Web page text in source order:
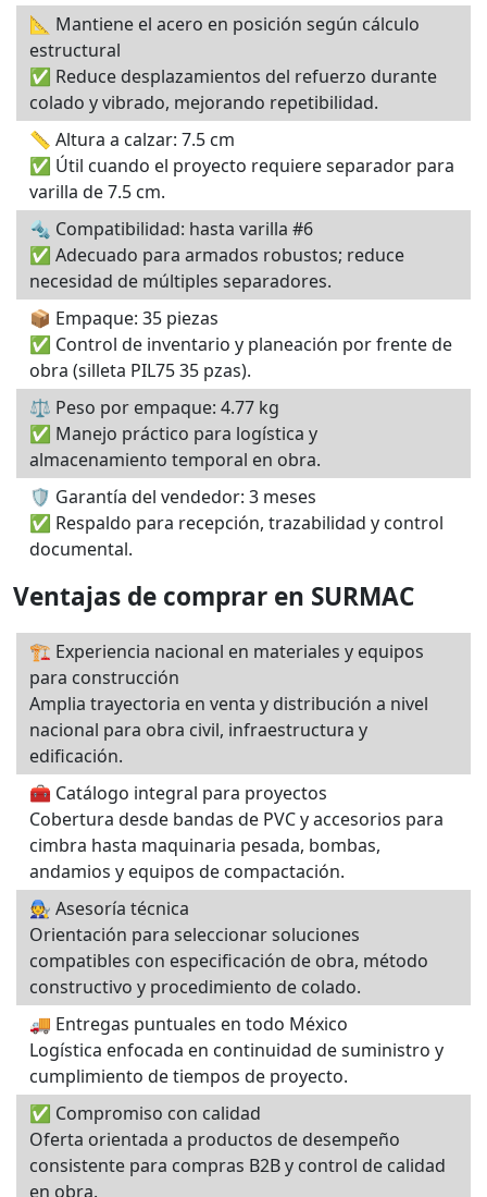
📐 Mantiene el acero en posición según cálculo
estructural
✅ Reduce desplazamientos del refuerzo durante
colado y vibrado, mejorando repetibilidad.
📏 Altura a calzar: 7.5 cm
✅ Útil cuando el proyecto requiere separador para
varilla de 7.5 cm.
🔩 Compatibilidad: hasta varilla #6
✅ Adecuado para armados robustos; reduce
necesidad de múltiples separadores.
📦 Empaque: 35 piezas
✅ Control de inventario y planeación por frente de
obra (silleta PIL75 35 pzas).
⚖️ Peso por empaque: 4.77 kg
✅ Manejo práctico para logística y
almacenamiento temporal en obra.
🛡️ Garantía del vendedor: 3 meses
✅ Respaldo para recepción, trazabilidad y control
documental.
Ventajas de comprar en SURMAC
🏗️ Experiencia nacional en materiales y equipos
para construcción
Amplia trayectoria en venta y distribución a nivel
nacional para obra civil, infraestructura y
edificación.
🧰 Catálogo integral para proyectos
Cobertura desde bandas de PVC y accesorios para
cimbra hasta maquinaria pesada, bombas,
andamios y equipos de compactación.
🧑‍🔧 Asesoría técnica
Orientación para seleccionar soluciones
compatibles con especificación de obra, método
constructivo y procedimiento de colado.
🚚 Entregas puntuales en todo México
Logística enfocada en continuidad de suministro y
cumplimiento de tiempos de proyecto.
✅ Compromiso con calidad
Oferta orientada a productos de desempeño
consistente para compras B2B y control de calidad
en obra.